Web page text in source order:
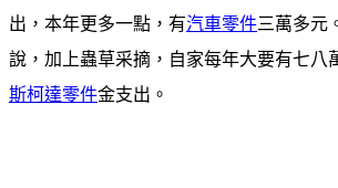
出，本年更多一點，有汽車零件三萬多元
說，加上蟲草采摘，自家每年大要有七八
斯柯達零件金支出。